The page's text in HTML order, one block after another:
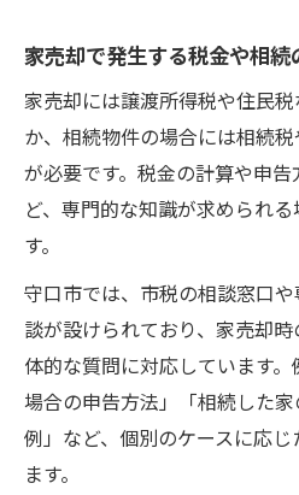
家売却で発生する税金や相続
家売却には譲渡所得税や住民
か、相続物件の場合には相続
が必要です。税金の計算や申
ど、専門的な知識が求められ
す。
守口市では、市税の相談窓口
談が設けられており、家売却
体的な質問に対応しています
場合の申告方法」「相続した
例」など、個別のケースに応
ます。